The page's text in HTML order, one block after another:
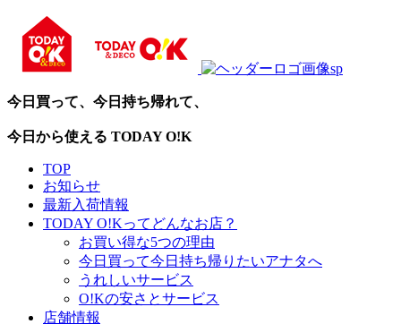
今日買って、今日持ち帰れて、
今日から使える TODAY O!K
TOP
お知らせ
最新入荷情報
TODAY O!Kってどんなお店？
お買い得な5つの理由
今日買って今日持ち帰りたいアナタへ
うれしいサービス
O!Kの安さとサービス
店舗情報